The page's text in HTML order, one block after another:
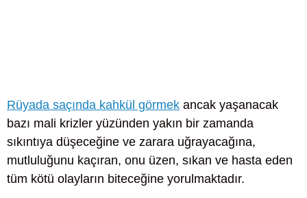
Rüyada saçında kahkül görmek ancak yaşanacak
bazı mali krizler yüzünden yakın bir zamanda
sıkıntıya düşeceğine ve zarara uğrayacağına,
mutluluğunu kaçıran, onu üzen, sıkan ve hasta eden
tüm kötü olayların biteceğine yorulmaktadır.